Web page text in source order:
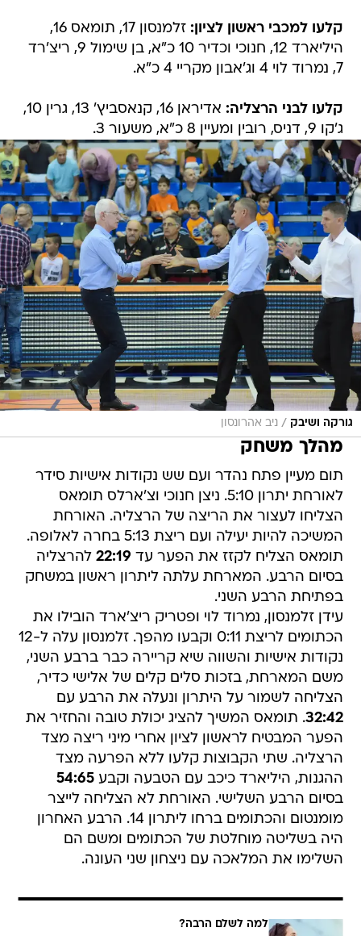
קלעו למכבי ראשון לציון:
זלמנסון 17, תומאס 16,
היליארד 12, חנוכי וכדיר 10 כ"א, בן שימול 9, ריצ'רד
7, נמרוד לוי 4 וג'אבון מקריי 4 כ"א.
קלעו לבני הרצליה:
אדיראן 16, קנאסביץ' 13, גרין 10,
ג'קו 9, דניס, רובין ומעיין 8 כ"א, משעור 3.
גורקה ושיבק / ניב אהרונסון
מהלך משחק
תום מעיין פתח נהדר ועם שש נקודות אישיות סידר
לאורחת יתרון 5:10. ניצן חנוכי וצ'ארלס תומאס
הצליחו לעצור את הריצה של הרצליה. האורחת
המשיכה להיות יעילה ועם ריצת 5:13 בחרה לאלופה.
תומאס הצליח לקזז את הפער עד 22:19 להרצליה
בסיום הרבע. המארחת עלתה ליתרון ראשון במשחק
בפתיחת הרבע השני.
עידן זלמנסון, נמרוד לוי ופטריק ריצ'ארד הובילו את
הכתומים לריצת 0:11 וקבעו מהפך. זלמנסון עלה ל-12
נקודות אישיות והשווה שיא קריירה כבר ברבע השני,
משם המארחת, בזכות סלים קלים של אלישי כדיר,
הצליחה לשמור על היתרון ונעלה את הרבע עם
32:42. תומאס המשיך להציג יכולת טובה והחזיר את
הפער המבטיח לראשון לציון אחרי מיני ריצה מצד
הרצליה. שתי הקבוצות קלעו ללא הפרעה מצד
ההגנות, היליארד כיכב עם הטבעה וקבע54:65
בסיום הרבע השלישי. האורחת לא הצליחה לייצר
מומנטום והכתומים ברחו ליתרון 14. הרבע האחרון
היה בשליטה מוחלטת של הכתומים ומשם הם
השלימו את המלאכה עם ניצחון שני העונה.
למה לשלם הרבה?